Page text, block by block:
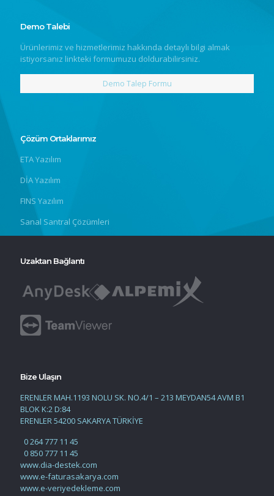
Demo Talebi
Ürünlerimiz ve hizmetlerimiz hakkında detaylı bilgi almak
istiyorsanız linkteki formumuzu doldurabilirsiniz.
Demo Talep Formu
Çözüm Ortaklarımız
ETA Yazılım
DİA Yazılım
FINS Yazılım
Sanal Santral Çözümleri
Uzaktan Bağlantı
Bize Ulaşın
ERENLER MAH.1193 NOLU SK. NO.4/1 – 213 MEYDAN54 AVM B1
BLOK K:2 D:84
ERENLER 54200 SAKARYA TÜRKİYE
0 264 777 11 45
0 850 777 11 45
www.dia-destek.com
www.e-faturasakarya.com
www.e-veriyedekleme.com